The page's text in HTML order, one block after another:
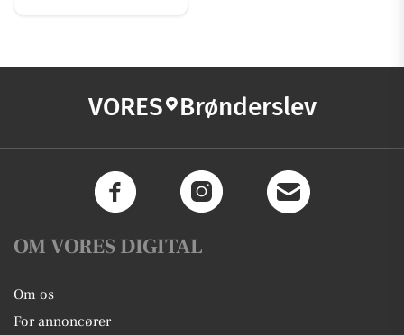
VORES Brønderslev
OM VORES DIGITAL
Om os
For annoncører